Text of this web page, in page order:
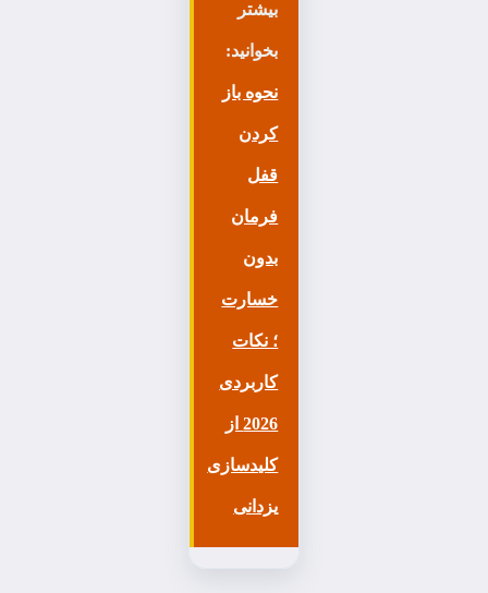
بیشتر
بخوانید:
نحوه باز
کردن
قفل
فرمان
بدون
خسارت
؛ نکات
کاربردی
2026 از
کلیدسازی
یزدانی